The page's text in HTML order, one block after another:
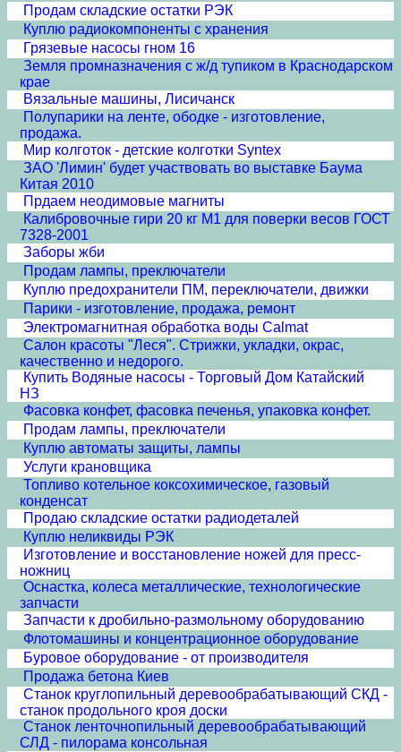
Продам складские остатки РЭК
Куплю радиокомпоненты с хранения
Грязевые насосы гном 16
Земля промназначения с ж/д тупиком в Краснодарском
крае
Вязальные машины, Лисичанск
Полупарики на ленте, ободке - изготовление,
продажа.
Мир колготок - детские колготки Syntex
ЗАО 'Лимин' будет участвовать во выставке Баума
Китая 2010
Прдаем неодимовые магниты
Калибровочные гири 20 кг М1 для поверки весов ГОСТ
7328-2001
Заборы жби
Продам лампы, преключатели
Куплю предохранители ПМ, переключатели, движки
Парики - изготовление, продажа, ремонт
Электромагнитная обработка воды Calmat
Cалон красоты "Леся". Стрижки, укладки, окрас,
качественно и недорого.
Купить Водяные насосы - Торговый Дом Катайский
НЗ
Фасовка конфет, фасовка печенья, упаковка конфет.
Продам лампы, преключатели
Куплю автоматы защиты, лампы
Услуги крановщика
Топливо котельное коксохимическое, газовый
конденсат
Продаю складские остатки радиодеталей
Куплю неликвиды РЭК
Изготовление и восстановление ножей для пресс-
ножниц
Оснастка, колеса металлические, технологические
запчасти
Запчасти к дробильно-размольному оборудованию
Флотомашины и концентрационное оборудование
Буровое оборудование - от производителя
Продажа бетона Киев
Станок круглопильный деревообрабатывающий СКД -
станок продольного кроя доски
Станок ленточнопильный деревообрабатывающий
СЛД - пилорама консольная